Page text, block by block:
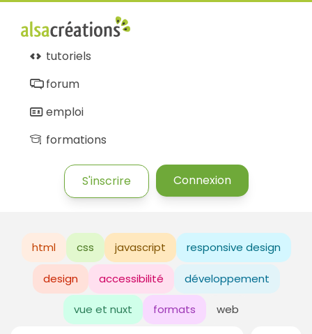
tutoriels
forum
emploi
formations
S'inscrire Connexion
html css javascript responsive design
design accessibilité développement
vue et nuxt formats web